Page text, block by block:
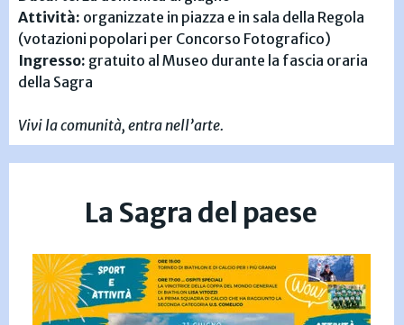
Attività: organizzate in piazza e in sala della Regola
(votazioni popolari per Concorso Fotografico)
Ingresso: gratuito al Museo durante la fascia oraria
della Sagra
Vivi la comunità, entra nell’arte.
La Sagra del paese